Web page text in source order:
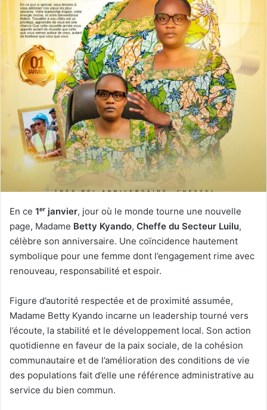
En ce 1ᵉʳ janvier, jour où le monde tourne une nouvelle
page, Madame Betty Kyando, Cheffe du Secteur Luilu,
célèbre son anniversaire. Une coïncidence hautement
symbolique pour une femme dont l’engagement rime avec
renouveau, responsabilité et espoir.
Figure d’autorité respectée et de proximité assumée,
Madame Betty Kyando incarne un leadership tourné vers
l’écoute, la stabilité et le développement local. Son action
quotidienne en faveur de la paix sociale, de la cohésion
communautaire et de l’amélioration des conditions de vie
des populations fait d’elle une référence administrative au
service du bien commun.